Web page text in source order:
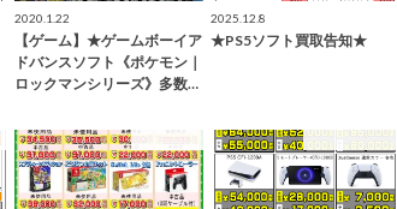
2020.1.22
【ゲーム】★ゲームボーイア
ドバンスソフト《ポケモン｜
ロックマンシリーズ》多数…
2025.12.8
★PS5ソフト買取告知★
緊急買取告知！